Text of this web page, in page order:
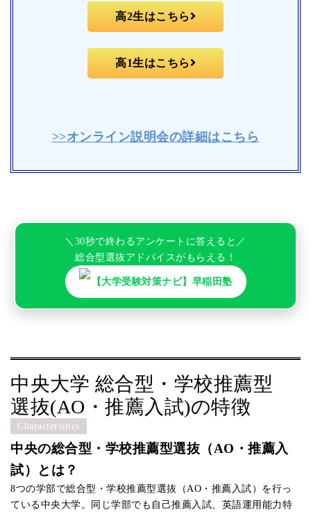
高2生はこちら
高1生はこちら
>>オンライン説明会の詳細はこちら
＼30秒で終わるアンケートに答えると／
総合型選抜アドバイスがもらえる！
【大学受験対策ナビ】早稲田塾
中央大学 総合型・学校推薦型
選抜(AO・推薦入試)の特徴
Characteristics
中央の総合型・学校推薦型選抜（AO・推薦入
試）とは？
8つの学部で総合型・学校推薦型選抜（ AO・推薦入試）を行っ
ている中央大学。同じ学部でも自己推薦入試、英語運用能力特